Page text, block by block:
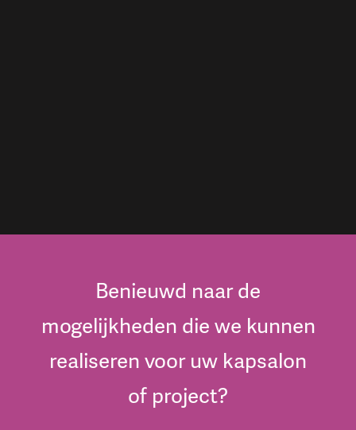
Benieuwd naar de
mogelijkheden die we kunnen
realiseren voor uw kapsalon
of project?